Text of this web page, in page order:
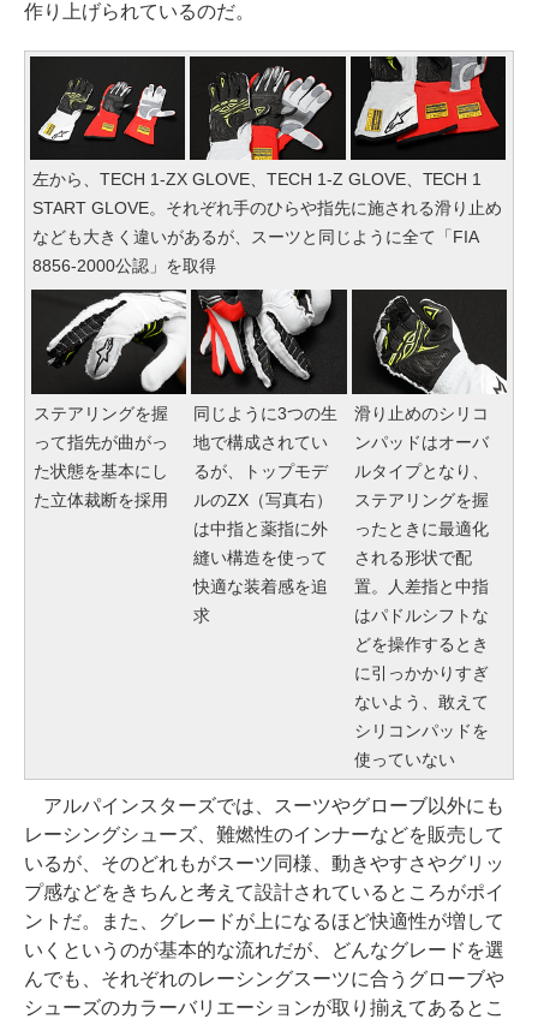
作り上げられているのだ。
左から、TECH 1-ZX GLOVE、TECH 1-Z GLOVE、TECH 1
START GLOVE。それぞれ手のひらや指先に施される滑り止め
なども大きく違いがあるが、スーツと同じように全て「FIA
8856-2000公認」を取得
ステアリングを握
って指先が曲がっ
た状態を基本にし
た立体裁断を採用
同じように3つの生
地で構成されてい
るが、トップモデ
ルのZX（写真右）
は中指と薬指に外
縫い構造を使って
快適な装着感を追
求
滑り止めのシリコ
ンパッドはオーバ
ルタイプとなり、
ステアリングを握
ったときに最適化
される形状で配
置。人差指と中指
はパドルシフトな
どを操作するとき
に引っかかりすぎ
ないよう、敢えて
シリコンパッドを
使っていない
アルパインスターズでは、スーツやグローブ以外にも
レーシングシューズ、難燃性のインナーなどを販売して
いるが、そのどれもがスーツ同様、動きやすさやグリッ
プ感などをきちんと考えて設計されているところがポイ
ントだ。また、グレードが上になるほど快適性が増して
いくというのが基本的な流れだが、どんなグレードを選
んでも、それぞれのレーシングスーツに合うグローブや
シューズのカラーバリエーションが取り揃えてあるとこ